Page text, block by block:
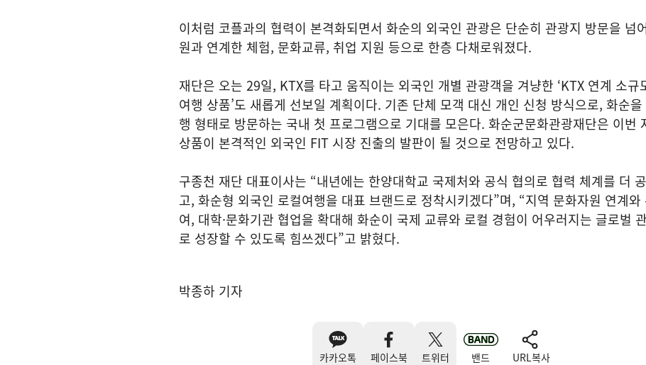
이처럼 코플과의 협력이 본격화되면서 화순의 외국인 관광은 단순히 관광지 방문을 넘
원과 연계한 체험, 문화교류, 취업 지원 등으로 한층 다채로워졌다.
재단은 오는 29일, KTX를 타고 움직이는 외국인 개별 관광객을 겨냥한 ‘KTX 연계 소규
여행 상품’도 새롭게 선보일 계획이다. 기존 단체 모객 대신 개인 신청 방식으로, 화순을
행 형태로 방문하는 국내 첫 프로그램으로 기대를 모은다. 화순군문화관광재단은 이번
상품이 본격적인 외국인 FIT 시장 진출의 발판이 될 것으로 전망하고 있다.
구종천 재단 대표이사는 “내년에는 한양대학교 국제처와 공식 협의로 협력 체계를 더
고, 화순형 외국인 로컬여행을 대표 브랜드로 정착시키겠다”며, “지역 문화자원 연계와
여, 대학·문화기관 협업을 확대해 화순이 국제 교류와 로컬 경험이 어우러지는 글로벌
로 성장할 수 있도록 힘쓰겠다”고 밝혔다.
박종하 기자
카카오톡 페이스북 트위터 밴드 URL복사